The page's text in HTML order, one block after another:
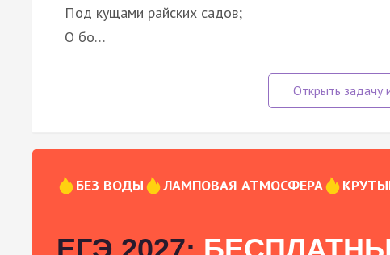
Под кущами райских садов;
О бо…
БЕЗ ВОДЫ ЛАМПОВАЯ АТМОСФЕРА